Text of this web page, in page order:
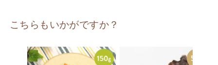
こちらもいかがですか？